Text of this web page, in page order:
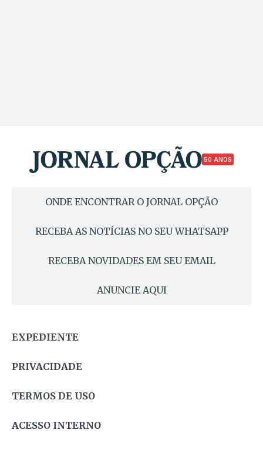
50 ANOS
ONDE ENCONTRAR O JORNAL OPÇÃO
RECEBA AS NOTÍCIAS NO SEU WHATSAPP
RECEBA NOVIDADES EM SEU EMAIL
ANUNCIE AQUI
EXPEDIENTE
PRIVACIDADE
TERMOS DE USO
ACESSO INTERNO